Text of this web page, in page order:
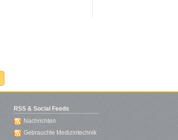
RSS & Social Feeds
Nachrichten
Gebrauchte Medizintechnik